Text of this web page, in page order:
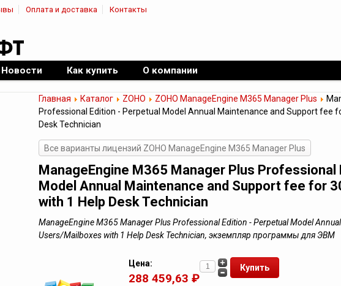
Оплата и доставка Контакты
Новости Как купить О компании
Главная Каталог ZOHO ZOHO ManageEngine M365 Manager Plus
Professional Edition - Perpetual Model Annual Maintenance and Support fee
Desk Technician
Все варианты лицензий ZOHO ManageEngine M365 Manager Plus
ManageEngine M365 Manager Plus Professional
Model Annual Maintenance and Support fee for
with 1 Help Desk Technician
ManageEngine M365 Manager Plus Professional Edition - Perpetual Model
Users/Mailboxes with 1 Help Desk Technician, экземпляр программы для ЭВМ
Цена:
288 459,63 ₽